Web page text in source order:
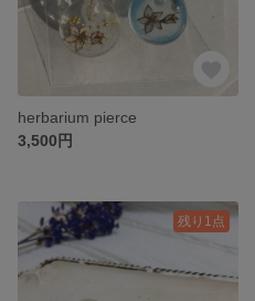
herbarium pierce
3,500円
残り1点